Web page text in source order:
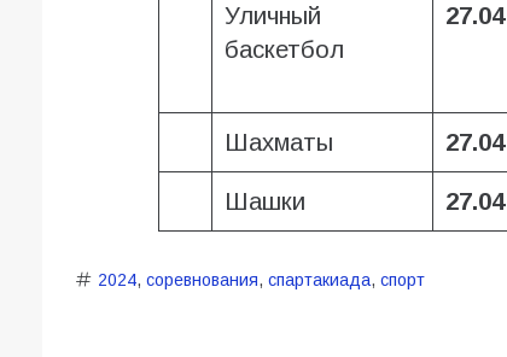
Уличный
баскетбол
27.04
Шахматы 27.04
Шашки 27.04
2024, соревнования, спартакиада, спорт